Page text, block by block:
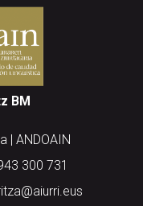
BM
| ANDOAIN
300 731